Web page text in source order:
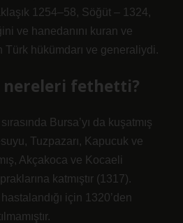
ve hanedanını kuran ve
Türk hükümdarı ve generaliydi.
nereleri fethetti?
Bursa’yı da kuşatmış
Tuzpazarı, Kapucuk ve
Akçakoca ve Kocaeli
katmıştır (1317).
için 1320’den